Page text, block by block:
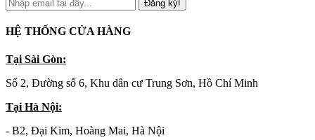
Đăng ký!
HỆ THỐNG CỬA HÀNG
Tại Sài Gòn:
Số 2, Đường số 6, Khu dân cư Trung Sơn, Hồ Chí Minh
Tại Hà Nội:
- B2, Đại Kim, Hoàng Mai, Hà Nội